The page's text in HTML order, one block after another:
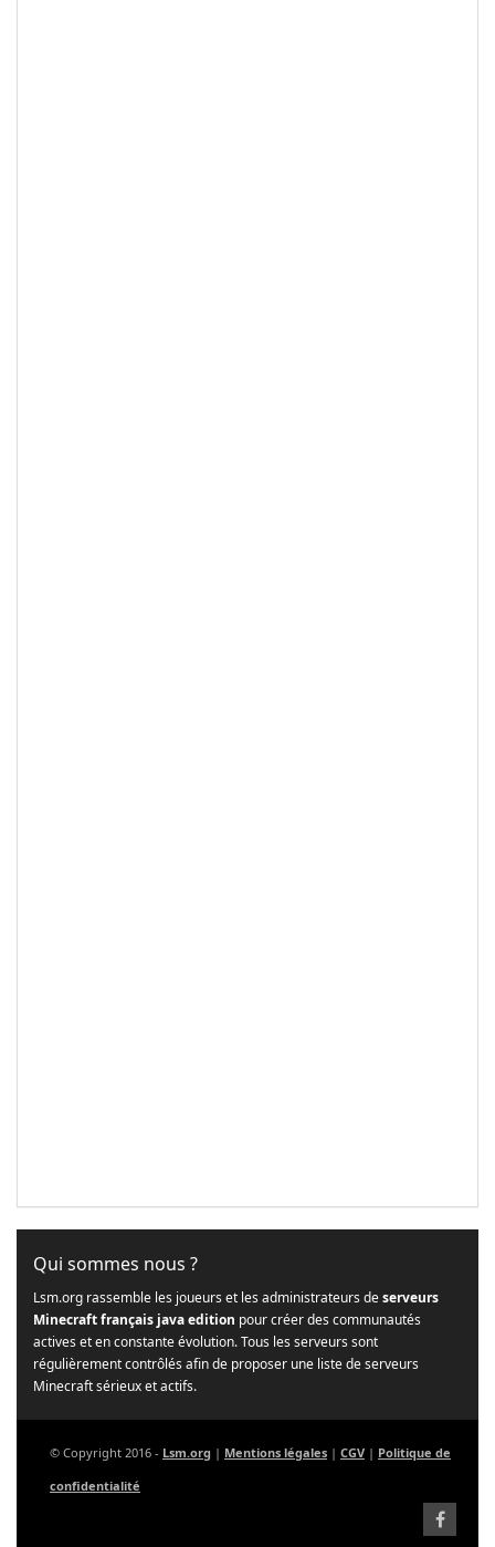
Qui sommes nous ?
Lsm.org rassemble les joueurs et les administrateurs deserveurs
Minecraft français java edition pour créer des communautés
actives et en constante évolution. Tous les serveurs sont
régulièrement contrôlés afin de proposer une liste de serveurs
Minecraft sérieux et actifs.
© Copyright 2016 - Lsm.org | Mentions légales | CGV | Politique de
confidentialité